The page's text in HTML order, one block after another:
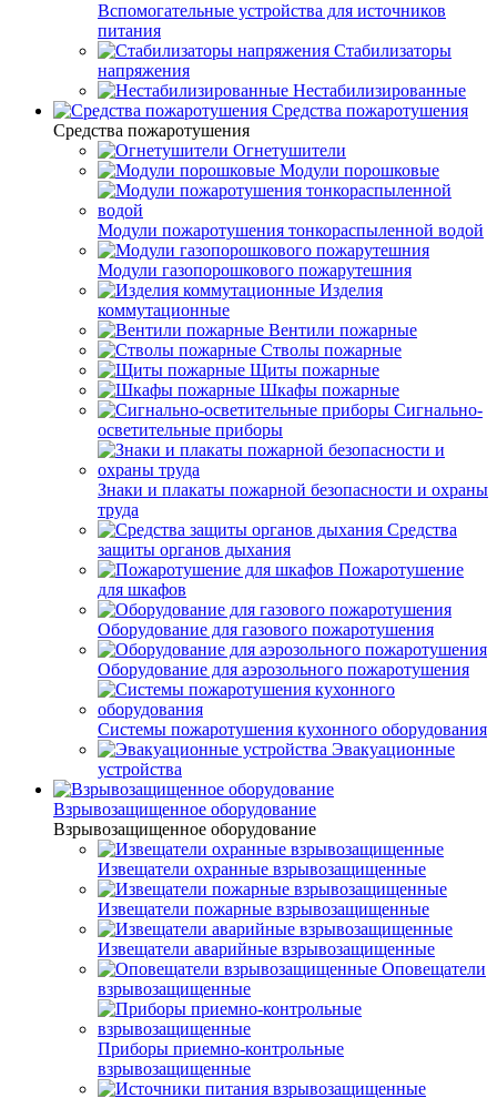
Вспомогательные устройства для источников
питания
Стабилизаторы
напряжения
Нестабилизированные
Средства пожаротушения
Средства пожаротушения
Огнетушители
Модули порошковые
Модули пожаротушения тонкораспыленной водой
Модули газопорошкового пожарутешния
Изделия
коммутационные
Вентили пожарные
Стволы пожарные
Щиты пожарные
Шкафы пожарные
Сигнально-
осветительные приборы
Знаки и плакаты пожарной безопасности и охраны
труда
Средства
защиты органов дыхания
Пожаротушение
для шкафов
Оборудование для газового пожаротушения
Оборудование для аэрозольного пожаротушения
Системы пожаротушения кухонного оборудования
Эвакуационные
устройства
Взрывозащищенное оборудование
Взрывозащищенное оборудование
Извещатели охранные взрывозащищенные
Извещатели пожарные взрывозащищенные
Извещатели аварийные взрывозащищенные
Оповещатели
взрывозащищенные
Приборы приемно-контрольные
взрывозащищенные